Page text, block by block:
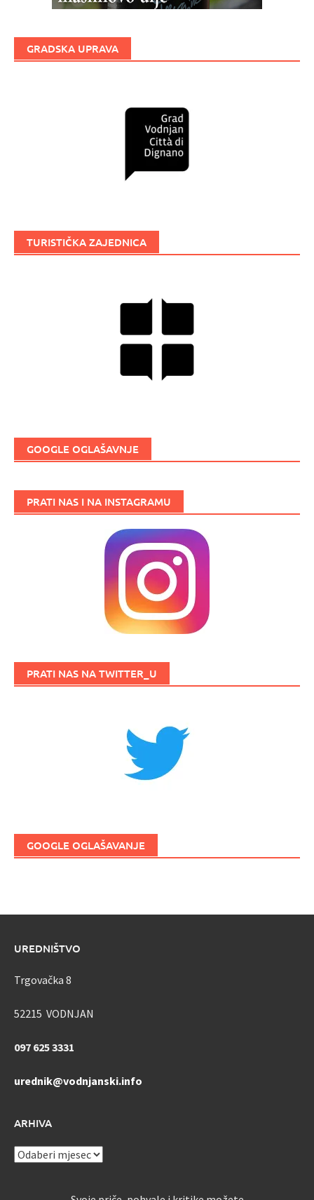
GRADSKA UPRAVA
TURISTIČKA ZAJEDNICA
GOOGLE OGLAŠAVNJE
PRATI NAS I NA INSTAGRAMU
PRATI NAS NA TWITTER_U
GOOGLE OGLAŠAVANJE
UREDNIŠTVO
Trgovačka 8
52215 VODNJAN
097 625 3331
urednik@vodnjanski.info
ARHIVA
ARHIVA